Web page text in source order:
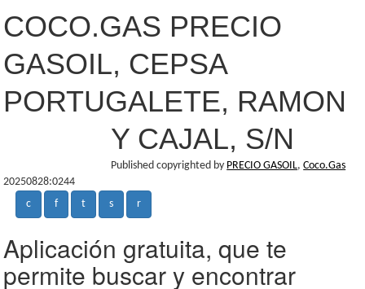
COCO.GAS PRECIO
GASOIL, CEPSA
PORTUGALETE, RAMON
Y CAJAL, S/N
Published copyrighted by PRECIO GASOIL,Coco.Gas
20250828:0244
c
f t s r
Aplicación gratuita, que te
permite buscar y encontrar